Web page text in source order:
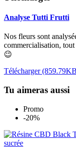
Analyse Tutti Frutti
Nos fleurs sont
commercialisation,
😉
Télécharger
Tu aimeras aussi
Promo
-20%